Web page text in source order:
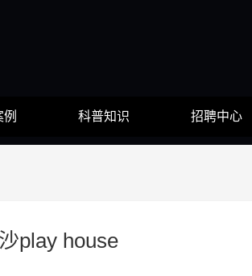
科普知识 招聘中心
play house